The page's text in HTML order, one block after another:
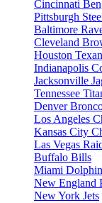
Cincinnati
Pittsburgh
Baltimore
Cleveland
Houston
Indianapolis
Jacksonville
Tennessee
Denver
Los Angeles
Kansas City
Las Vegas
Buffalo Bills
Miami
New England
New York Jets